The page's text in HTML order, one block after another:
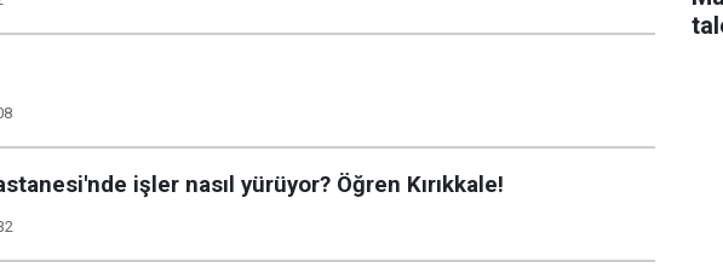
işler nasıl yürüyor? Öğren Kırıkkale!